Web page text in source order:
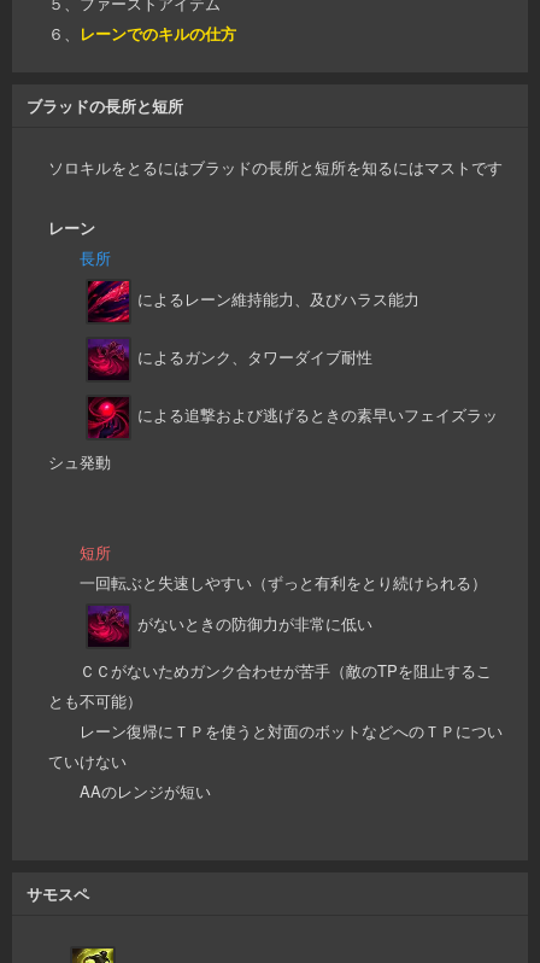
６、
レーンでのキルの仕方
ブラッドの長所と短所
ソロキルをとるにはブラッドの長所と短所を知るにはマストです
レーン
長所
によるレーン維持能力、及びハラス能力
によるガンク、タワーダイブ耐性
による追撃および逃げるときの素早いフェイズラッ
シュ発動
短所
一回転ぶと失速しやすい（ずっと有利をとり続けられる）
がないときの防御力が非常に低い
ＣＣがないためガンク合わせが苦手（敵のTPを阻止するこ
とも不可能）
レーン復帰にＴＰを使うと対面のボットなどへのＴＰについ
ていけない
AAのレンジが短い
サモスペ